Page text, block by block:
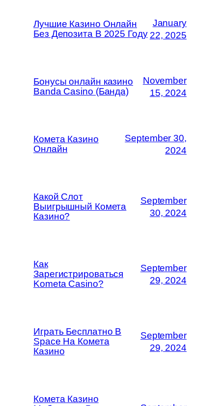
Лучшие Казино Онлайн
Без Депозита В 2025 Году
January
22, 2025
Бонусы онлайн казино
Banda Casino (Банда)
November
15, 2024
Комета Казино
Онлайн
September 30,
2024
Какой Слот
Выигрышный Комета
Казино?
September
30, 2024
Как
Зарегистрироваться
Kometa Casino?
September
29, 2024
Играть Бесплатно В
Space На Комета
Казино
September
29, 2024
Комета Казино